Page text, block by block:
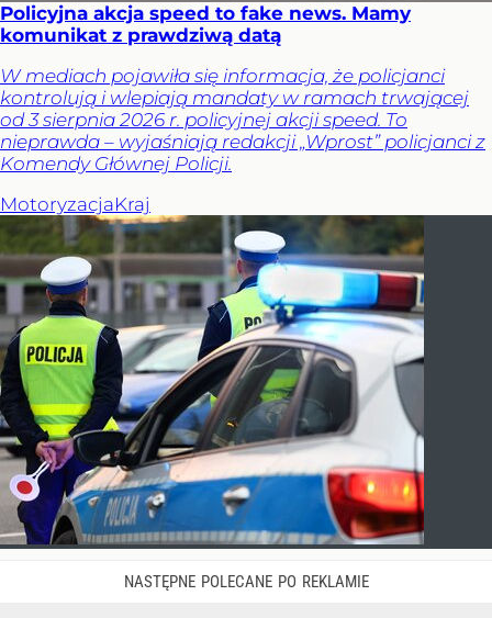
Policyjna akcja speed to fake news. Mamy
komunikat z prawdziwą datą
W mediach pojawiła się informacja, że policjanci
kontrolują i wlepiają mandaty w ramach trwającej
od 3 sierpnia 2026 r. policyjnej akcji speed. To
nieprawda – wyjaśniają redakcji „Wprost” policjanci z
Komendy Głównej Policji.
MotoryzacjaKraj